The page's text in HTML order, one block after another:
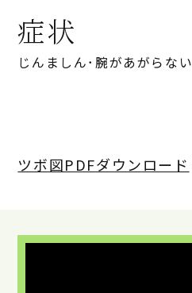
症状
じんましん・腕があがらな
ツボ図PDFダウンロード